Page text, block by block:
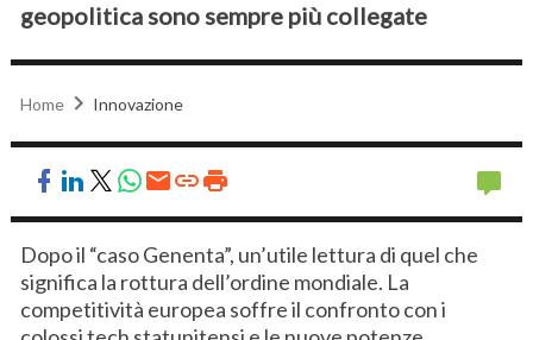
geopolitica sono sempre più collegate
Home Innovazione
Dopo il “caso Genenta”, un’utile lettura di quel che
significa la rottura dell’ordine mondiale. La
competitività europea soffre il confronto con i